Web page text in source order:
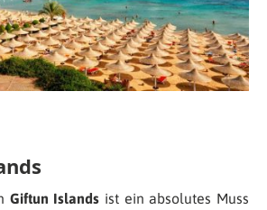
Giftun Islands ist ein absolutes Muss